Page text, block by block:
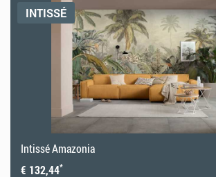
INTISSÉ
Intissé Amazonia
€ 132,44*